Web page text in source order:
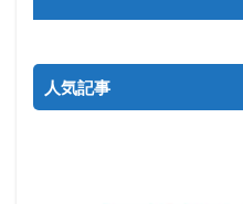
人気記事